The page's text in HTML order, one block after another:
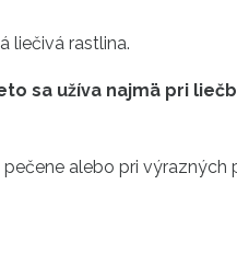
liečivá rastlina.
sa užíva najmä pri
alebo pri výrazných